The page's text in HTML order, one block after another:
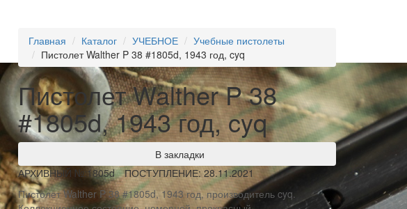
Главная Каталог УЧЕБНОЕ
Учебные пистолеты
Пистолет Walther P 38 #1805d, 1943 год, cyq
Пистолет Walther P 38
#1805d, 1943 год, cyq
В закладки
АРХИВНЫЙ №: 1805d
ПОСТУПЛЕНИЕ: 28.11.2021
Пистолет Walther P 38 #1805d, 1943 год, производитель cyq.